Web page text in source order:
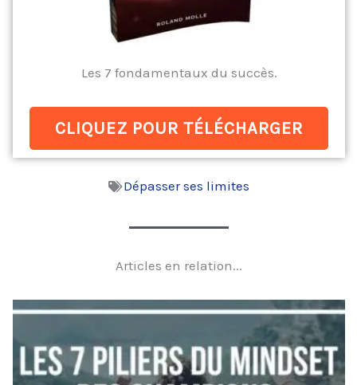
Les 7 fondamentaux du succès.
CLIQUEZ POUR TÉLÉCHARGER
Dépasser ses limites
Articles en relation...